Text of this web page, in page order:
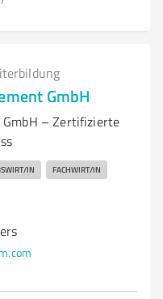
GmbH
GmbH – Zertifizierte
IN FACHWIRT/IN